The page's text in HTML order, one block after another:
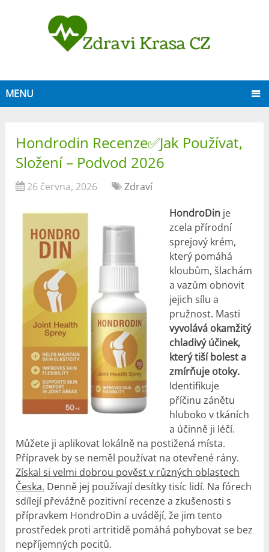
MENU
Hondrodin Recenze✅Jak Používat,
Složení – Podvod 2026
26 června, 2026
Zdraví
HondroDin je
zcela přírodní
sprejový krém,
který pomáhá
kloubům, šlachám
a vazům obnovit
jejich sílu a
pružnost. Masti
vyvolává okamžitý
chladivý účinek,
který tiší bolest a
zmírňuje otoky.
Identifikuje
příčinu zánětu
hluboko v tkáních
a účinně ji léčí.
Můžete ji aplikovat lokálně na postižená místa.
Přípravek by se neměl používat na otevřené rány.
Získal si velmi dobrou pověst v různých oblastech
Česka. Denně jej používají desítky tisíc lidí. Na fórech
sdílejí převážně pozitivní recenze a zkušenosti s
přípravkem HondroDin a uvádějí, že jim tento
prostředek proti artritidě pomáhá pohybovat se bez
nepříjemných pocitů.